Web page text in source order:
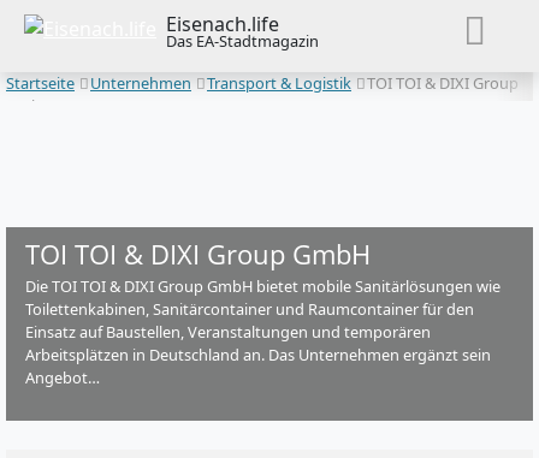
Eisenach.life
Das EA-Stadtmagazin
Startseite
Unternehmen Transport & Logistik
TOI TOI & DIXI Group
GmbH
TOI TOI & DIXI Group GmbH
Die TOI TOI & DIXI Group GmbH bietet mobile Sanitärlösungen wie
Toilettenkabinen, Sanitärcontainer und Raumcontainer für den
Einsatz auf Baustellen, Veranstaltungen und temporären
Arbeitsplätzen in Deutschland an. Das Unternehmen ergänzt sein
Angebot…